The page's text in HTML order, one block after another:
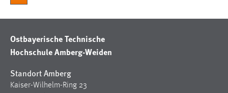
Ostbayerische Technische
Hochschule Amberg-Weiden
Standort Amberg
Kaiser-Wilhelm-Ring 23
Zweck:
Dieser Cookie ist notwendig um sich an der Website
Cookie Laufzeit: